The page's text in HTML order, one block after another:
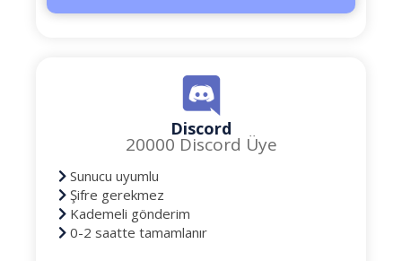
Discord
20000 Discord Üye
Sunucu uyumlu
Şifre gerekmez
Kademeli gönderim
0-2 saatte tamamlanır